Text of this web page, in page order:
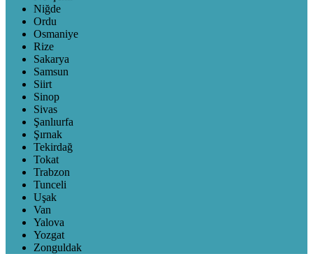
Niğde
Ordu
Osmaniye
Rize
Sakarya
Samsun
Siirt
Sinop
Sivas
Şanlıurfa
Şırnak
Tekirdağ
Tokat
Trabzon
Tunceli
Uşak
Van
Yalova
Yozgat
Zonguldak